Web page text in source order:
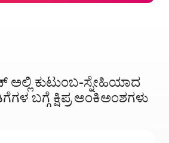
ಕುಟುಂಬ-ಸ್ನೇಹಿಯಾದ
ಬಗ್ಗೆ ಕ್ಷಿಪ್ರ ಅಂಕಿಅಂಶಗಳು